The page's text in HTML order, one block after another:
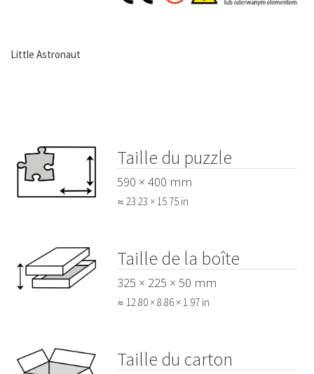
Little Astronaut
Taille du puzzle
590 × 400 mm
≈ 23.23 × 15.75 in
Taille de la boîte
325 × 225 × 50 mm
≈ 12.80 × 8.86 × 1.97 in
Taille du carton